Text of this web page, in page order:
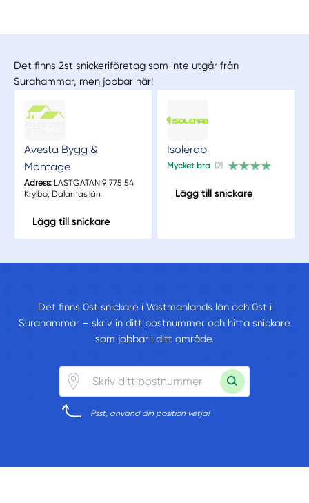
Det finns 2st snickeriföretag som inte utgår från
Surahammar, men jobbar här!
Avesta Bygg &
Montage
Adress:LASTGATAN 9, 775 54
Krylbo, Dalarnas län
Lägg till snickare
Isolerab
Mycket bra (2)
Lägg till snickare
Det finns 0st snickare i Västmanlands län och 0st i
Surahammar – skriv in ditt postnummer och hitta snickare
som jobbar i ditt område.
Psst, använd din position vetja!